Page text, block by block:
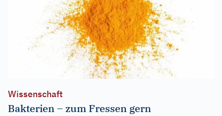
Wissenschaft
Bakterien – zum Fressen gern